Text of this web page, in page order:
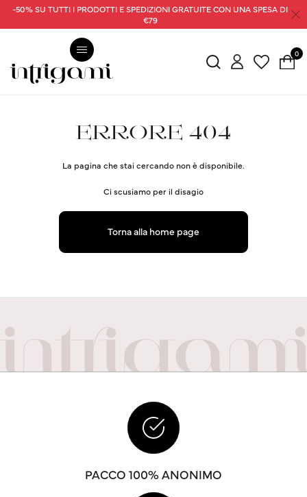
-50% SU TUTTI I PRODOTTI E SPEDIZIONI GRATUITE CON UNA SPESA DI
€79
0
ERRORE 404
La pagina che stai cercando non è disponibile.
Ci scusiamo per il disagio
Torna alla home page
PACCO 100% ANONIMO